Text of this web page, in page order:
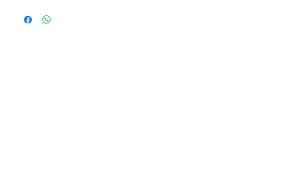
pour une protection solaire parfaite pendant
Utilisation quotidienne
Diethylamino Hydroxybenzoyl Hexyl Benzoate,